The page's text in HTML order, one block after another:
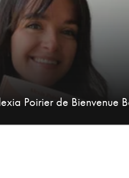
Poirier de Bienvenue